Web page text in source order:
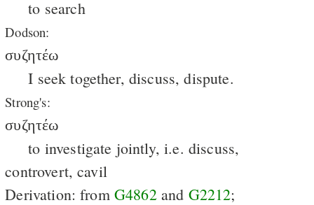
to search
Dodson:
συζητέω
I seek together, discuss, dispute.
Strong's:
συζητέω
to investigate jointly, i.e. discuss,
controvert, cavil
Derivation: from G4862and G2212;